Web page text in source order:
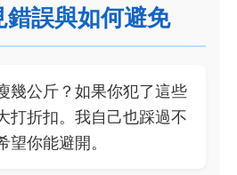
誤與如何避免
幾公斤？如果你犯了這些
打折扣。我自己也踩過不
你能避開。